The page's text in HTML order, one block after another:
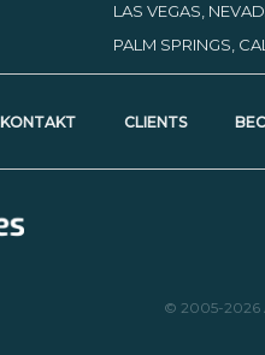
LAS VEGAS,
PALM SPRINGS,
KONTAKT CLIENTS
© 2005-2026